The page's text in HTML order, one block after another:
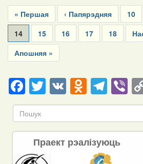
Pagination
First
page
« Першая
Previous
page
‹ Папярэдняя Page
10
Current
page
14 Page
15 Page
16 Page
17 Page
18
Last
page
Апошняя »
Facebook
Twitter
VK
Праект рэалізуюць